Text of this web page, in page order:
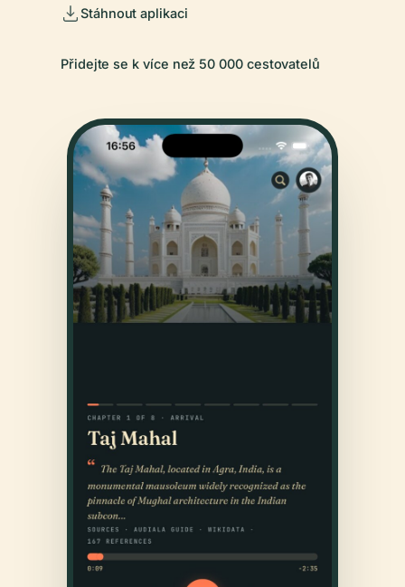
Stáhnout aplikaci
Přidejte se k více než 50 000 cestovatelů